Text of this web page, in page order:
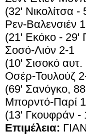
(32' Νικολίτσα
Ρεν-Βαλενσιέν
(21' Εκόκο - 29'
Σοσό-Λιόν 2-1
(10' Σισοκό
Οσέρ-Τουλούζ
(69' Σανόγκο,
Μπορντό-Παρί
(13' Γκουφράν -
Επιμέλεια: